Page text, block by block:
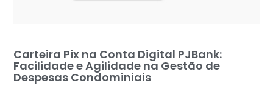
Carteira Pix na Conta Digital PJBank:
Facilidade e Agilidade na Gestão de
Despesas Condominiais